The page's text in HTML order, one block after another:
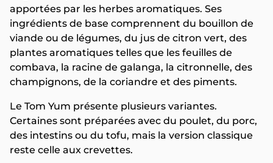
apportées par les herbes aromatiques. Ses
ingrédients de base comprennent du bouillon de
viande ou de légumes, du jus de citron vert, des
plantes aromatiques telles que les feuilles de
combava, la racine de galanga, la citronnelle, des
champignons, de la coriandre et des piments.
Le Tom Yum présente plusieurs variantes.
Certaines sont préparées avec du poulet, du porc,
des intestins ou du tofu, mais la version classique
reste celle aux crevettes.